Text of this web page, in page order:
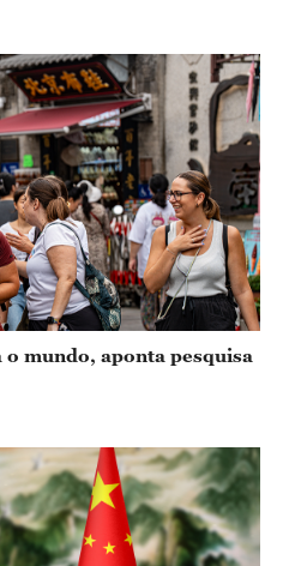
mundo, aponta pesquisa